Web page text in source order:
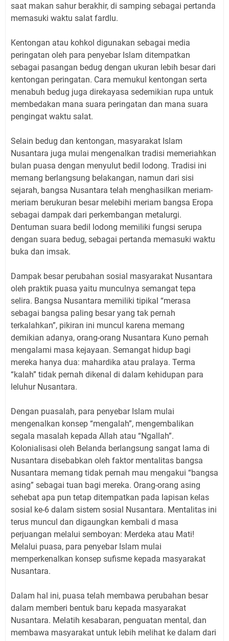
saat makan sahur berakhir, di samping sebagai pertanda
memasuki waktu salat fardlu.
Kentongan atau kohkol digunakan sebagai media
peringatan oleh para penyebar Islam ditempatkan
sebagai pasangan bedug dengan ukuran lebih besar dari
kentongan peringatan. Cara memukul kentongan serta
menabuh bedug juga direkayasa sedemikian rupa untuk
membedakan mana suara peringatan dan mana suara
pengingat waktu salat.
Selain bedug dan kentongan, masyarakat Islam
Nusantara juga mulai mengenalkan tradisi memeriahkan
bulan puasa dengan menyulut bedil lodong. Tradisi ini
memang berlangsung belakangan, namun dari sisi
sejarah, bangsa Nusantara telah menghasilkan meriam-
meriam berukuran besar melebihi meriam bangsa Eropa
sebagai dampak dari perkembangan metalurgi.
Dentuman suara bedil lodong memiliki fungsi serupa
dengan suara bedug, sebagai pertanda memasuki waktu
buka dan imsak.
Dampak besar perubahan sosial masyarakat Nusantara
oleh praktik puasa yaitu munculnya semangat tepa
selira. Bangsa Nusantara memiliki tipikal “merasa
sebagai bangsa paling besar yang tak pernah
terkalahkan”, pikiran ini muncul karena memang
demikian adanya, orang-orang Nusantara Kuno pernah
mengalami masa kejayaan. Semangat hidup bagi
mereka hanya dua: mahardika atau pralaya. Terma
“kalah” tidak pernah dikenal di dalam kehidupan para
leluhur Nusantara.
Dengan puasalah, para penyebar Islam mulai
mengenalkan konsep “mengalah”, mengembalikan
segala masalah kepada Allah atau “Ngallah”.
Kolonialisasi oleh Belanda berlangsung sangat lama di
Nusantara disebabkan oleh faktor mentalitas bangsa
Nusantara memang tidak pernah mau mengakui “bangsa
asing” sebagai tuan bagi mereka. Orang-orang asing
sehebat apa pun tetap ditempatkan pada lapisan kelas
sosial ke-6 dalam sistem sosial Nusantara. Mentalitas ini
terus muncul dan digaungkan kembali d masa
perjuangan melalui semboyan: Merdeka atau Mati!
Melalui puasa, para penyebar Islam mulai
memperkenalkan konsep sufisme kepada masyarakat
Nusantara.
Dalam hal ini, puasa telah membawa perubahan besar
dalam memberi bentuk baru kepada masyarakat
Nusantara. Melatih kesabaran, penguatan mental, dan
membawa masyarakat untuk lebih melihat ke dalam dari